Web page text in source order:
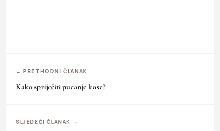
← PRETHODNI ČLANAK
Kako spriječiti pucanje kose?
SLJEDEĆI ČLANAK →